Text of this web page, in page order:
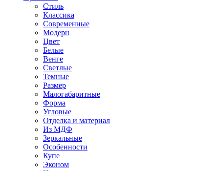
Стиль
Классика
Современные
Модерн
Цвет
Белые
Венге
Светлые
Темные
Размер
Малогабаритные
Форма
Угловые
Отделка и материал
Из МДФ
Зеркальные
Особенности
Купе
Эконом